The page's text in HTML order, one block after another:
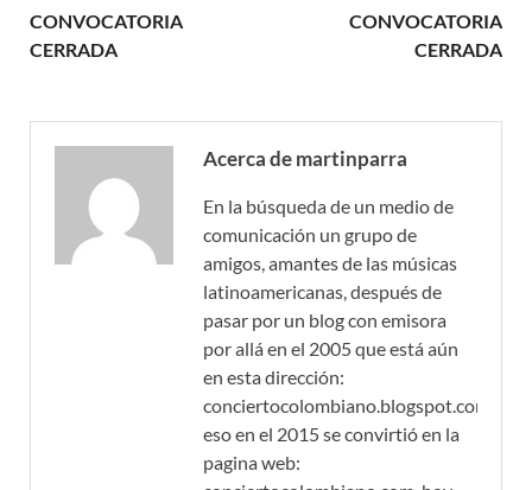
CONVOCATORIA
CERRADA
CONVOCATORIA
CERRADA
Acerca de martinparra
En la búsqueda de un medio de
comunicación un grupo de
amigos, amantes de las músicas
latinoamericanas, después de
pasar por un blog con emisora
por allá en el 2005 que está aún
en esta dirección:
conciertocolombiano.blogspot.com,
eso en el 2015 se convirtió en la
pagina web: